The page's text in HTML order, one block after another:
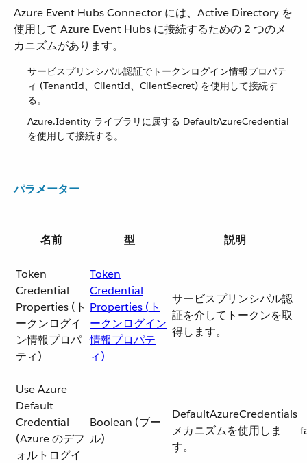
Azure Event Hubs Connector には、Active Directory を
使用して Azure Event Hubs に接続するための 2 つのメ
カニズムがあります。
サービスプリンシパル認証でトークンログイン情報プロパテ
ィ (TenantId、ClientId、ClientSecret) を使用して接続す
る。
Azure.Identity ライブラリに属する DefaultAzureCredential
を使用して接続する。
パラメーター
名前 型 説明
Token
Credential
Properties (ト
ークンログイ
ン情報プロパ
ティ)
Token
Credential
Properties (ト
ークンログイン
情報プロパテ
ィ)
サービスプリンシパル認
証を介してトークンを取
得します。
Use Azure
Default
Credential
(Azure のデフ
ォルトログイ
Boolean (ブー
ル)
DefaultAzureCredentials
メカニズムを使用しま
す。